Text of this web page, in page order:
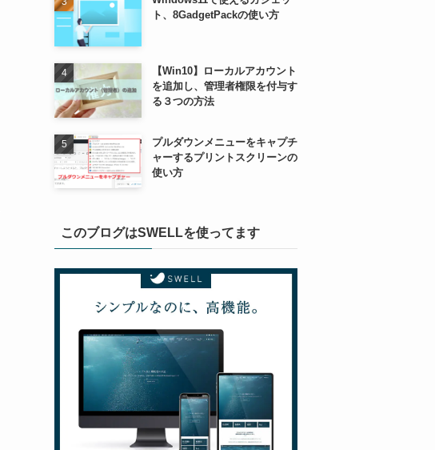
ト、8GadgetPackの使い方
【Win10】ローカルアカウント
を追加し、管理者権限を付与す
る３つの方法
プルダウンメニューをキャプチ
ャーするプリントスクリーンの
使い方
このブログはSWELLを使ってます